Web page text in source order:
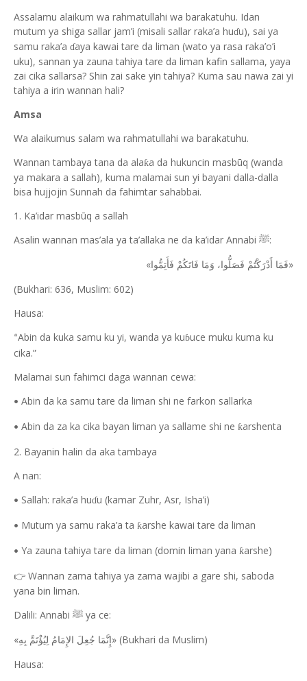
Assalamu alaikum wa rahmatullahi wa barakatuhu. Idan
mutum ya shiga sallar jam’i (misali sallar raka’a huɗu), sai ya
samu raka’a ɗaya kawai tare da liman (wato ya rasa raka’o’i
uku), sannan ya zauna tahiya tare da liman kafin sallama, yaya
zai cika sallarsa? Shin zai sake yin tahiya? Kuma sau nawa zai yi
tahiya a irin wannan hali?
Amsa
Wa alaikumus salam wa rahmatullahi wa barakatuhu.
Wannan tambaya tana da alaƙa da hukuncin masbūq (wanda
ya makara a sallah), kuma malamai sun yi bayani dalla-dalla
bisa hujjojin Sunnah da fahimtar sahabbai.
1. Ka’idar masbūq a sallah
Asalin wannan mas’ala ya ta’allaka ne da ka’idar Annabi ﷺ:
«فَمَا أَدْرَكْتُمْ فَصَلُّوا، وَمَا فَاتَكُمْ فَأَتِمُّوا»
(Bukhari: 636, Muslim: 602)
Hausa:
“Abin da kuka samu ku yi, wanda ya kuɓuce muku kuma ku
cika.”
Malamai sun fahimci daga wannan cewa:
• Abin da ka samu tare da liman shi ne farkon sallarka
• Abin da za ka cika bayan liman ya sallame shi ne ƙarshenta
2. Bayanin halin da aka tambaya
A nan:
• Sallah: raka’a huɗu (kamar Zuhr, Asr, Isha’i)
• Mutum ya samu raka’a ta ƙarshe kawai tare da liman
• Ya zauna tahiya tare da liman (domin liman yana ƙarshe)
👉 Wannan zama tahiya ya zama wajibi a gare shi, saboda
yana bin liman.
Dalili: Annabi ﷺ ya ce:
«إِنَّمَا جُعِلَ الإِمَامُ لِيُؤْتَمَّ بِهِ» (Bukhari da Muslim)
Hausa: